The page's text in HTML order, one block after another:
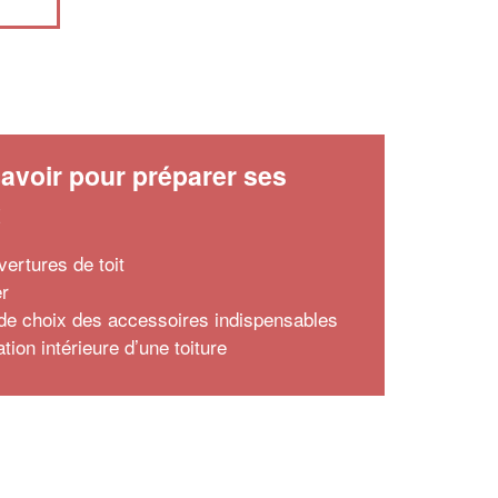
pour préparer ses
de toit
choix des accessoires indispensables
intérieure d’une toiture